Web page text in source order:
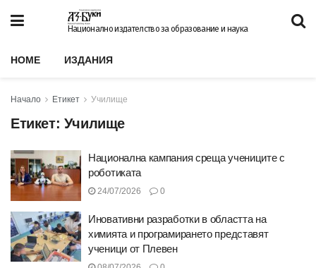
Национално издателство за образование и наука
HOME ИЗДАНИЯ
Начало Етикет Училище
Етикет: Училище
Национална кампания среща учениците с
роботиката
24/07/2026 0
Иновативни разработки в областта на
химията и програмирането представят
ученици от Плевен